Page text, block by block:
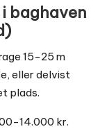
baghaven
15-25 m
eller delvist
plads.
14.000 kr.